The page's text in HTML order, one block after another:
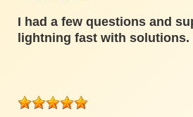
I had a few questions and
lightning fast with solutions.